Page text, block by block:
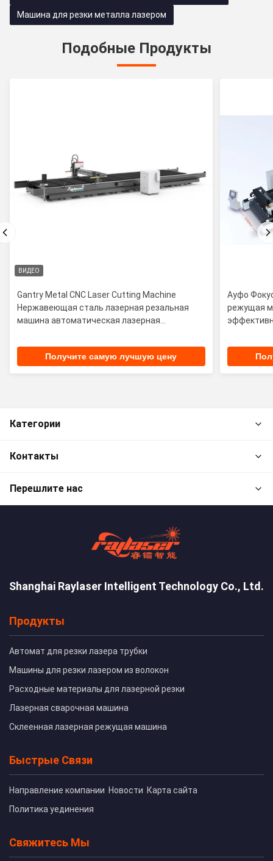
Машина для резки металла лазером
Подобные Продукты
ВИДЕО
Gantry Metal CNC Laser Cutting Machine
Нержавеющая сталь лазерная резальная
машина автоматическая лазерная
Получите самую лучшую цену
Ауфо
режущая
Категории
Контакты
Перешлите нас
Shanghai Raylaser Intelligent Technology Co., Ltd.
Продукты
Автомат для резки лазера трубки
Машины для резки лазером из волокон
Расходные материалы для лазерной резки
Лазерная сварочная машина
Склеенная лазерная режущая машина
Быстрые Связи
Направление компании Новости Карта сайта
Политика уединения
Свяжитесь Мы